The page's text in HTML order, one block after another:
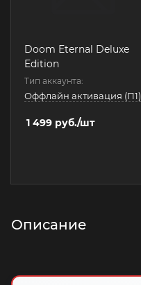
Doom Eternal Deluxe
Edition
Тип аккаунта:
Оффлайн активация (П1)
1 499 руб./шт
Описание